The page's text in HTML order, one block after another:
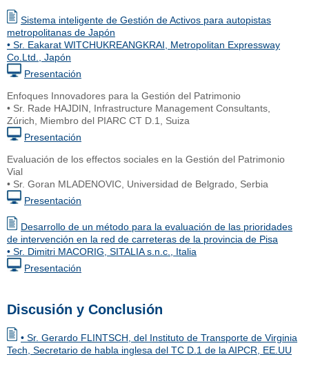
Sistema inteligente de Gestión de Activos para autopistas
metropolitanas de Japón
• Sr. Eakarat WITCHUKREANGKRAI, Metropolitan Expressway
Co.Ltd., Japón
Presentación
Enfoques Innovadores para la Gestión del Patrimonio
• Sr. Rade HAJDIN, Infrastructure Management Consultants,
Zúrich, Miembro del PIARC CT D.1, Suiza
Presentación
Evaluación de los effectos sociales en la Gestión del Patrimonio
Vial
• Sr. Goran MLADENOVIC, Universidad de Belgrado, Serbia
Presentación
Desarrollo de un método para la evaluación de las prioridades
de intervención en la red de carreteras de la provincia de Pisa
• Sr. Dimitri MACORIG, SITALIA s.n.c., Italia
Presentación
Discusión y Conclusión
• Sr. Gerardo FLINTSCH, del Instituto de Transporte de Virginia
Tech, Secretario de habla inglesa del TC D.1 de la AIPCR, EE.UU